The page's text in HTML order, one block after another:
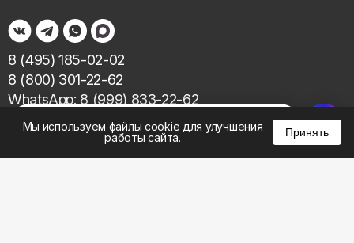
Мы используем файлы cookie для улучшения
работы сайта.
Принять
8 (495) 185-02-02
8 (800) 301-22-62
WhatsApp: 8 (999) 833-22-62
info@aeros.su
Политика конфиденциальности